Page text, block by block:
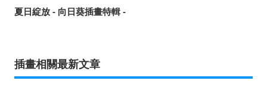
夏日綻放 - 向日葵插畫特輯 -
插畫相關最新文章